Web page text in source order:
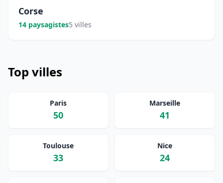
Corse
14 paysagistes5 villes
Top villes
Paris
50
Marseille
41
Toulouse
33
Nice
24